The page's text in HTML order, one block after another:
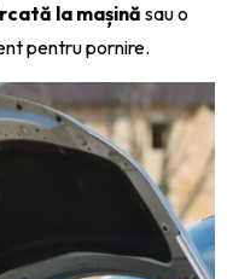
la mașină sau o
pentru pornire.